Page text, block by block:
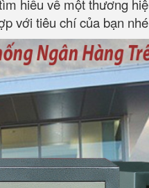
hiểu về một thương
với tiêu chí của bạn